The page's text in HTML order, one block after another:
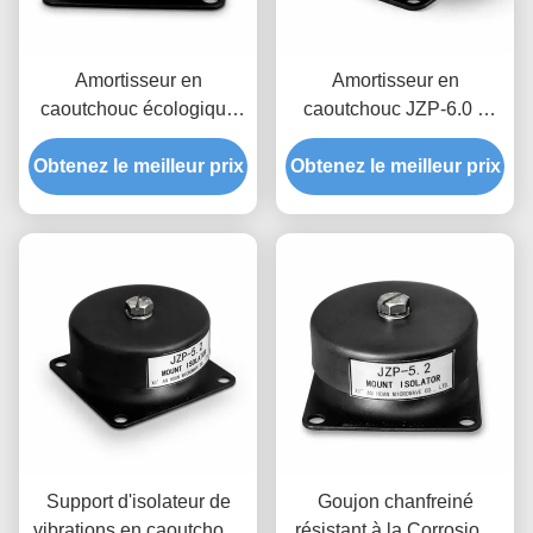
Amortisseur en
caoutchouc écologique
JZP-6.0, amortisseur
autolubrifié sans
grincement pour
Obtenez le meilleur prix
Amortisseur en
caoutchouc JZP-6.0 à
large plage de
température pour le
filtrage des micro-
équipements de précision
Obtenez le meilleur prix
Support d'isolateur de
Goujon chanfreiné